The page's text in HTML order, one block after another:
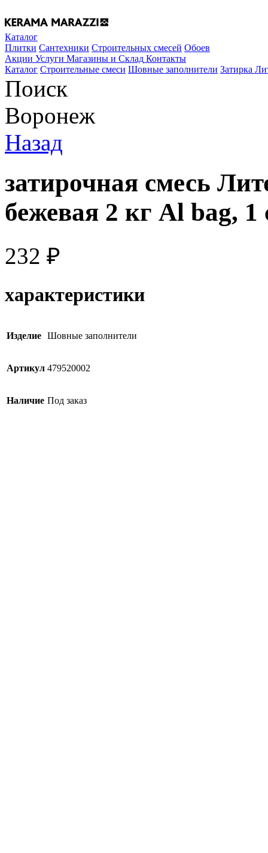
Каталог
Плитки Сантехники Строительных смесей Обоев
Акции Услуги Магазины и Склад Контакты
Каталог Строительные смеси Шовные заполнители Затирка
Поиск
Воронеж
Назад
затирочная смесь
бежевая 2 кг Al bag, 1
232 ₽
характеристики
Изделие Шовные заполнители
Артикул 479520002
Наличие Под заказ